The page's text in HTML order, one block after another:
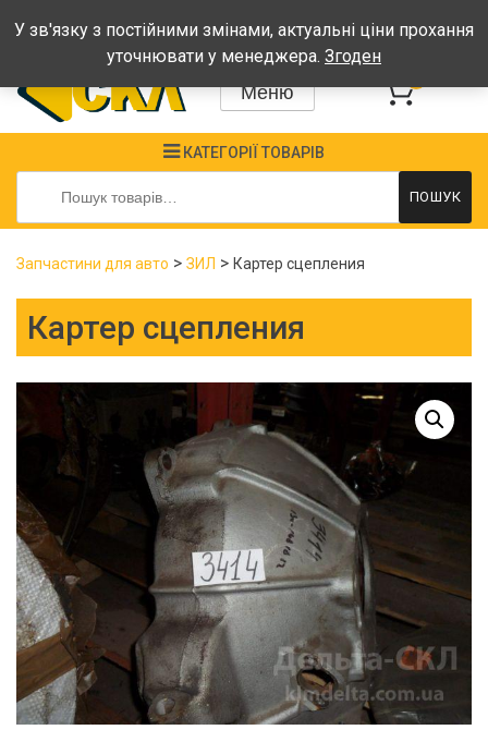
Графік: Пн-Пт: 08:00-17:00, Сб-Нд - вихідні
Меню
КАТЕГОРІЇ ТОВАРІВ
Шукати:
ПОШУК
Запчастини для авто > ЗИЛ > Картер сцепления
Картер сцепления
У зв'язку з постійними змінами, актуальні ціни прохання
уточнювати у менеджера. Згоден